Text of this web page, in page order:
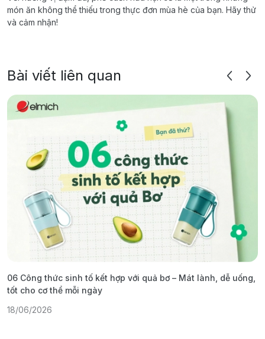
món ăn không thể thiếu trong thực đơn mùa hè của bạn. Hãy thử
và cảm nhận!
Bài viết liên quan
06 Công thức sinh tố kết hợp với quả bơ – Mát lành, dễ uống,
tốt cho cơ thể mỗi ngày
18/06/2026